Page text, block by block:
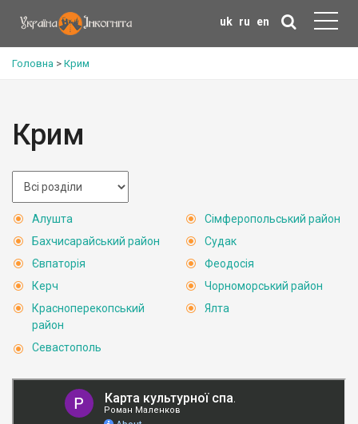
uk ru en
Головна > Крим
Крим
Алушта
Бахчисарайський район
Євпаторія
Керч
Красноперекопський
район
Севастополь
Сімферопольський район
Судак
Феодосія
Чорноморський район
Ялта